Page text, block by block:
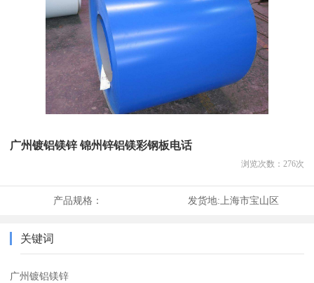
广州镀铝镁锌 锦州锌铝镁彩钢板电话
浏览次数： 276次
产品规格： 发货地: 上海市宝山区
关键词
广州镀铝镁锌